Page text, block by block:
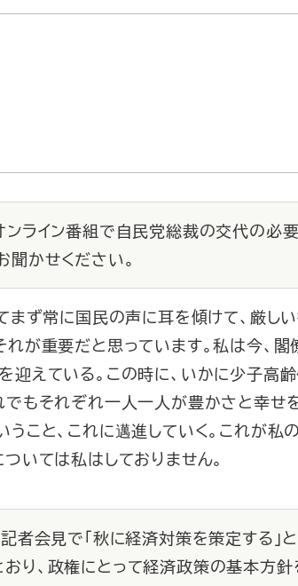
ンライン番組で自民党総裁の交代の必
かせください。
てまず常に国民の声に耳を傾けて、厳
が重要だと思っています。私は今、閣
えている。この時に、いかに少子高齢
でもそれぞれ一人一人が豊かさと幸せ
こと、これに邁進していく。これが私
いては私はしておりません。
者会見で「秋に経済対策を策定する」
り、政権にとって経済政策の基本方